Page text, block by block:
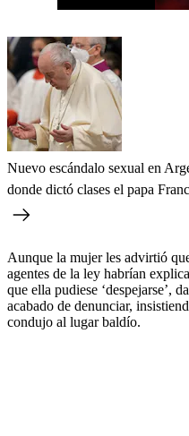
Nuevo escándalo sexual en
donde dictó clases el papa
Aunque la mujer les advirtió
agentes de la ley habrían
que ella pudiese ‘despejarse’,
acabado de denunciar,
condujo al lugar baldío.